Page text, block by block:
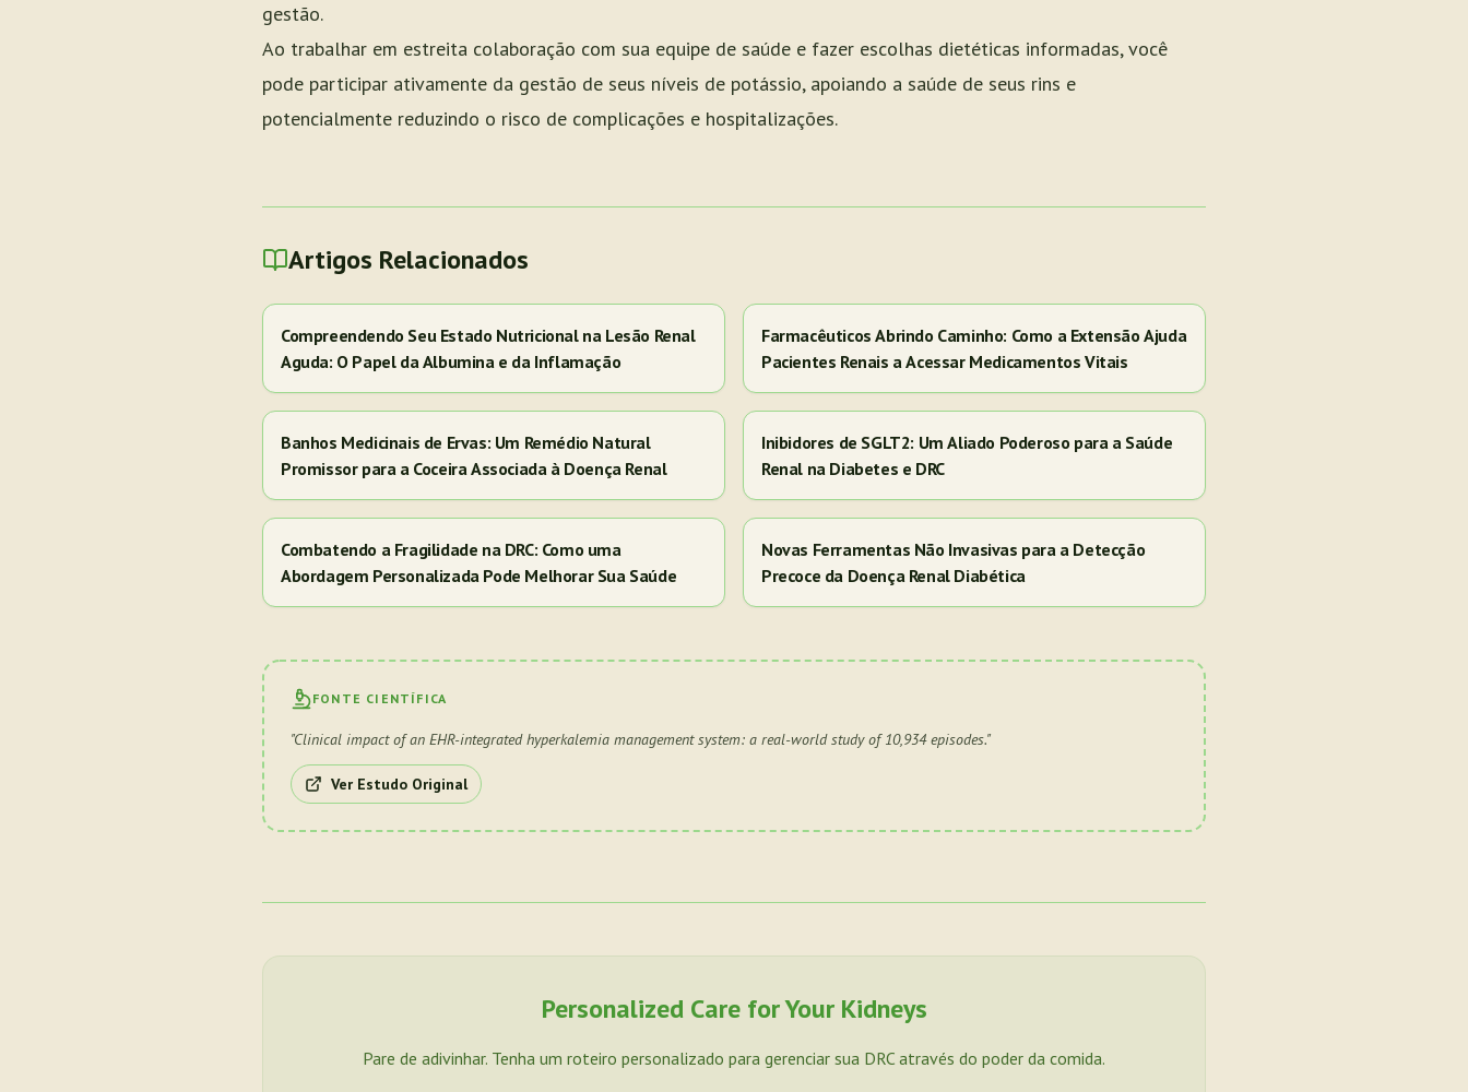
gestão.
Ao trabalhar em estreita colaboração com sua equipe de saúde e fazer escolhas dietéticas informadas, você
pode participar ativamente da gestão de seus níveis de potássio, apoiando a saúde de seus rins e
potencialmente reduzindo o risco de complicações e hospitalizações.
Artigos Relacionados
Compreendendo Seu Estado Nutricional na Lesão Renal
Aguda: O Papel da Albumina e da Inflamação
Farmacêuticos Abrindo Caminho: Como a Extensão Ajuda
Pacientes Renais a Acessar Medicamentos Vitais
Banhos Medicinais de Ervas: Um Remédio Natural
Promissor para a Coceira Associada à Doença Renal
Inibidores de SGLT2: Um Aliado Poderoso para a Saúde
Renal na Diabetes e DRC
Combatendo a Fragilidade na DRC: Como uma
Abordagem Personalizada Pode Melhorar Sua Saúde
Novas Ferramentas Não Invasivas para a Detecção
Precoce da Doença Renal Diabética
FONTE CIENTÍFICA
"Clinical impact of an EHR-integrated hyperkalemia management system: a real-world study of 10,934 episodes."
Ver Estudo Original
Personalized Care for Your Kidneys
Pare de adivinhar. Tenha um roteiro personalizado para gerenciar sua DRC através do poder da comida.